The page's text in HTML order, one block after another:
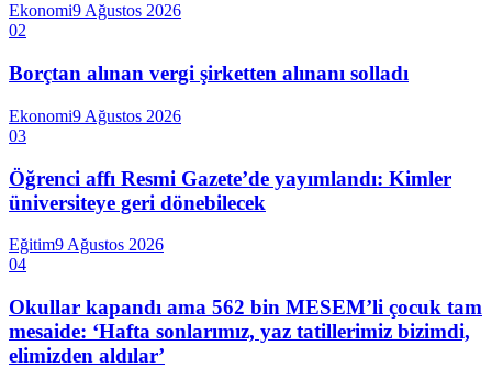
Ekonomi9 Ağustos 2026
02
Borçtan alınan vergi şirketten alınanı solladı
Ekonomi9 Ağustos 2026
03
Öğrenci affı Resmi Gazete’de yayımlandı: Kimler
üniversiteye geri dönebilecek
Eğitim9 Ağustos 2026
04
Okullar kapandı ama 562 bin MESEM’li çocuk tam
mesaide: ‘Hafta sonlarımız, yaz tatillerimiz bizimdi,
elimizden aldılar’